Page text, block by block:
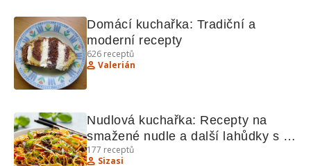
Domácí kuchařka: Tradiční a
moderní recepty
626 receptů
Valerián
Nudlová kuchařka: Recepty na
smažené nudle a další lahůdky s
želatinou
177 receptů
Sizasi